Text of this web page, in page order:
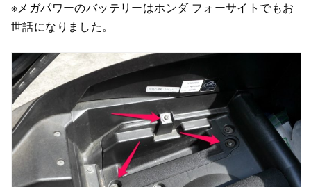
※メガパワーのバッテリーはホンダ フォーサイトでもお
世話になりました。